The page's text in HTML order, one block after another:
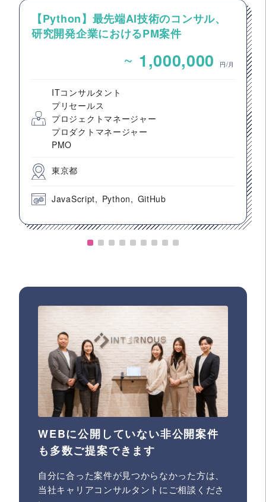
【Python】最先端AI技術のコンサル、
研究開発企業におけるPM案件
~ 1,000,000 円/月
ITコンサルタント
プリセールス
プロジェクトマネージャー
プロダクトマネージャー
PMO
東京都
JavaScript Python GitHub
WEBに公開していない非公開案件
も多数ご提案できます
自分に合った案件が見つからなかった方は、
当社キャリアコンサルタントにご相談くださ